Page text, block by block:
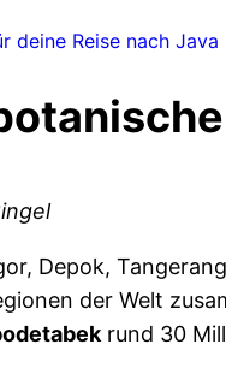
deine Reise nach Java
Depok,
der Welt
rund 30